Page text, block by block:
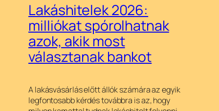
Lakáshitelek 2026:
milliókat spórolhatnak
azok, akik most
választanak bankot
A lakásvásárlás előtt állók számára az egyik
legfontosabb kérdés továbbra is az, hogy